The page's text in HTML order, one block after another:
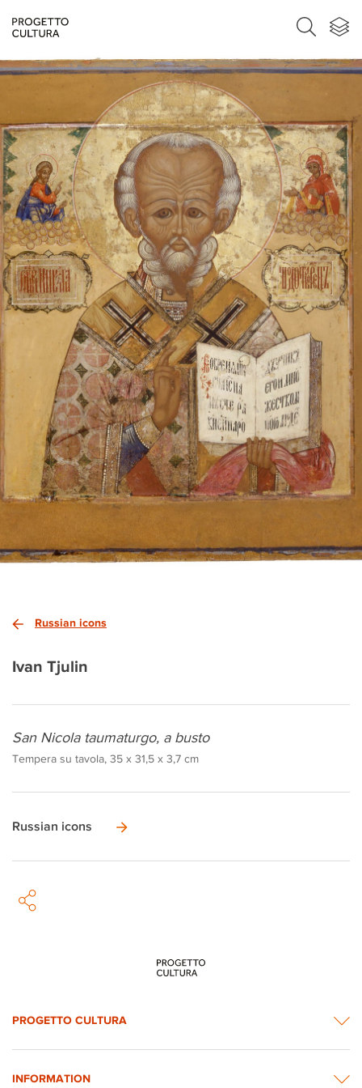
Russian icons
Ivan Tjulin
San Nicola taumaturgo, a busto
Tempera su tavola, 35 x 31,5 x 3,7 cm
Russian icons
PROGETTO CULTURA
INFORMATION